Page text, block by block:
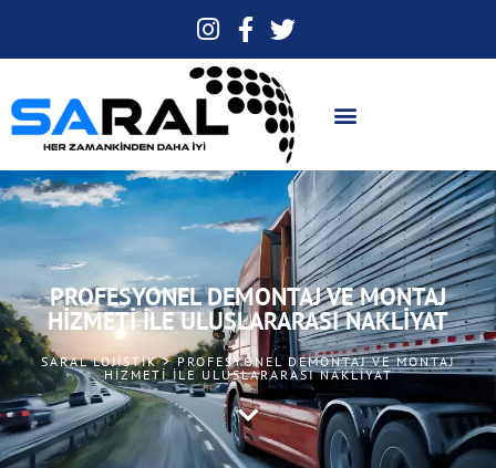
PROFESYONEL DEMONTAJ VE MONTAJ
HIZMETI ILE ULUSLARARASI NAKLIYAT
SARAL LOJISTIK > PROFESYONEL DEMONTAJ VE MONTAJ
HIZMETI ILE ULUSLARARASI NAKLIYAT